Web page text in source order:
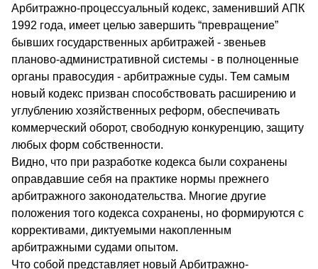
Арбитражно-процессуальный кодекс, заменивший АПК
1992 года, имеет целью завершить “превращение”
бывших государственных арбитражей - звеньев
планово-административной системы - в полноценные
органы правосудия - арбитражные суды. Тем самым
новый кодекс призван способствовать расширению и
углублению хозяйственных реформ, обеспечивать
коммерческий оборот, свободную конкуренцию, защиту
любых форм собственности.
Видно, что при разработке кодекса были сохранены
оправдавшие себя на практике нормы прежнего
арбитражного законодательства. Многие другие
положения того кодекса сохранены, но формируются с
коррективами, диктуемыми накопленным
арбитражными судами опытом.
Что собой представляет новый Арбитражно-